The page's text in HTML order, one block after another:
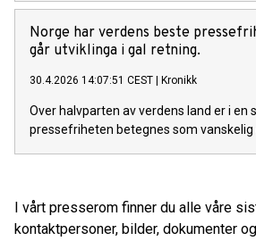
Norge har verdens beste
går utviklinga i gal retning.
30.4.2026 14:07:51 CEST Kronikk
Over halvparten av verdens land er i en
pressefriheten betegnes som vanskelig
I vårt presserom finner du alle våre
kontaktpersoner, bilder, dokumenter